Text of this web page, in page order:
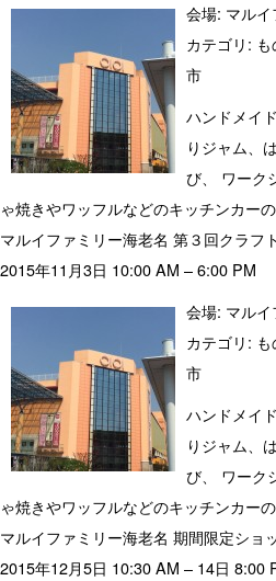
会場: マル
カテゴリ:
市
ハンドメイ
りジャム、
び、 ワーク
ゃ焼きやワッフルなどのキッチンカーの
マルイファミリー海老名 第３回クラフ
2015年11月3日 10:00 AM –6:00 PM
会場: マル
カテゴリ:
市
ハンドメイ
りジャム、
び、 ワーク
ゃ焼きやワッフルなどのキッチンカーの
マルイファミリー海老名 期間限定ショ
2015年12月5日 10:30 AM – 14日 8:00